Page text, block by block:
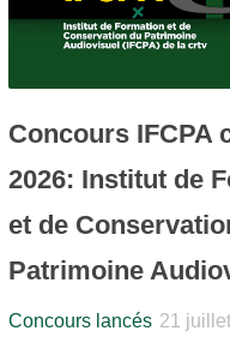
Concours IFCPA
2026: Institut de
et de
Patrimoine
Concours lancés 21